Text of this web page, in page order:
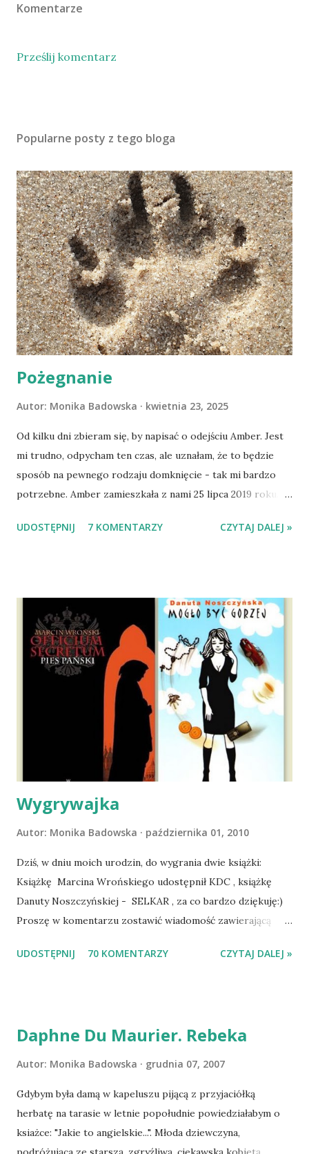
Komentarze
Prześlij komentarz
Popularne posty z tego bloga
Pożegnanie
Autor: Monika Badowska kwietnia 23, 2025
Od kilku dni zbieram się, by napisać o odejściu Amber. Jest
mi trudno, odpycham ten czas, ale uznałam, że to będzie
sposób na pewnego rodzaju domknięcie - tak mi bardzo
potrzebne. Amber zamieszkała z nami 25 lipca 2019 roku.
Mazowieckim, pojechaliśmy na wizytę zapoznawczą, a kilka
wspólnego życia przeczytacie TUTAJ i TUTAJ . Gdy już
nieco okrzepliśmy w codzienności z psem, a Amber - z
ludźmi i kotami, pojawił się pomysł na wspólny jesienny
wyjazd w Beskid Niski. Zanim to jednak się stało psica miała
atak padaczki, co spowodowało, że wyjazd odwołaliśmy,
wdrożyliśmy leczenie i od nowa zaczęliśmy oswajać z nami i
wspólnym życiem zdezorientowanego chorobą psa. Udało
się ustabilizować zawirowania zdrowotne i wówczas
zaczęliśmy się cieszyć sobą wzajemnie już na 100%.
Dopier...
UDOSTĘPNIJ 7 KOMENTARZY CZYTAJ DALEJ »
Wygrywajka
Autor: Monika Badowska października 01, 2010
Dziś, w dniu moich urodzin, do wygrania dwie książki:
Książkę Marcina Wrońskiego udostępnił KDC , książkę
Danuty Noszczyńskiej - SELKAR , za co bardzo dziękuję:)
Proszę w komentarzu zostawić wiadomość zawierającą
Losowanie odbędzie się w niedzielę o 8:00. Zapraszam
UDOSTĘPNIJ 70 KOMENTARZY CZYTAJ DALEJ »
Daphne Du Maurier. Rebeka
Autor: Monika Badowska grudnia 07, 2007
Gdybym była damą w kapeluszu pijącą z przyjaciółką
herbatę na tarasie w letnie popołudnie powiedziałabym o
ksiażce: "Jakie to angielskie...". Młoda dziewczyna,